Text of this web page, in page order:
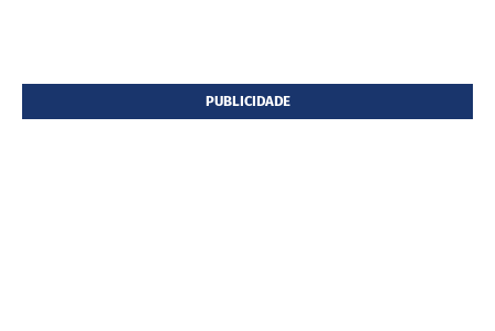
PUBLICIDADE